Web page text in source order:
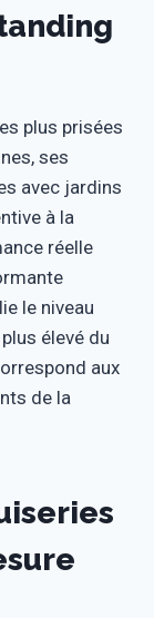
plus prisées
ses
avec jardins
à la
réelle
le niveau
élevé du
aux
de la